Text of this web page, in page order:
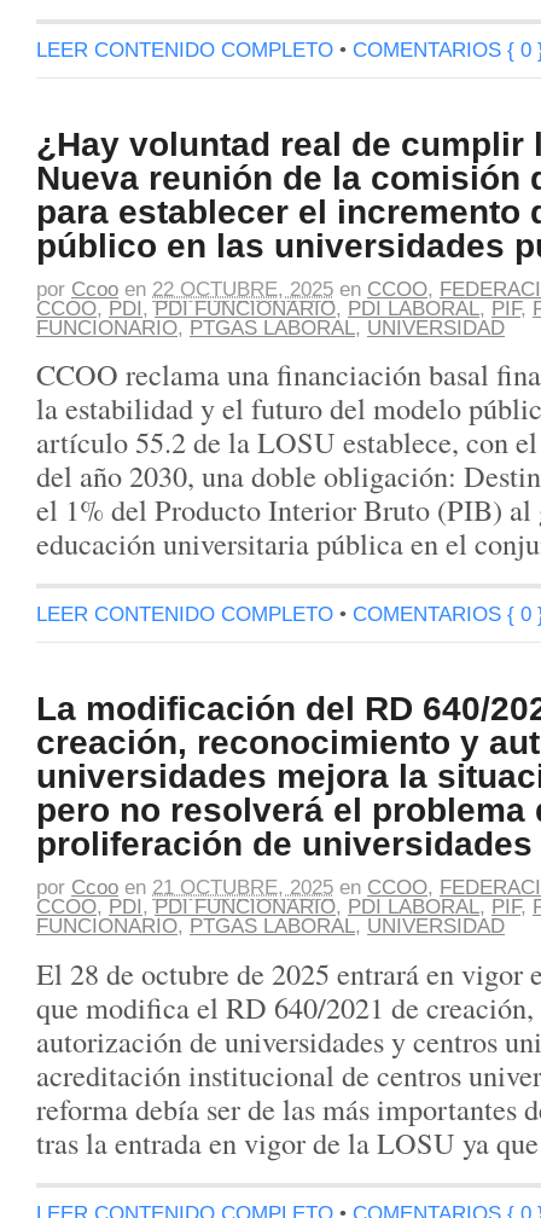
LEER CONTENIDO COMPLETO • COMENTARIOS { 0
¿Hay voluntad real de cumplir
Nueva reunión de la comisión
para establecer el incremento
público en las universidades
por Ccoo en 22 OCTUBRE, 2025 en CCOO,
CCOO, PDI,PDI FUNCIONARIO, PDI LABORAL, PIF,
FUNCIONARIO, PTGAS LABORAL, UNIVERSIDAD
CCOO reclama una financiación basal
la estabilidad y el futuro del modelo
artículo 55.2 de la LOSU establece, con
del año 2030, una doble obligación:
el 1% del Producto Interior Bruto (PIB) al
educación universitaria pública en el
LEER CONTENIDO COMPLETO • COMENTARIOS { 0
La modificación del RD 640/
creación, reconocimiento y
universidades mejora la
pero no resolverá el problema
proliferación de
por Ccoo en 21 OCTUBRE, 2025 en CCOO,
CCOO, PDI ,PDI FUNCIONARIO, PDI LABORAL, PIF,
FUNCIONARIO, PTGAS LABORAL, UNIVERSIDAD
El 28 de octubre de 2025 entrará en vigor
que modifica el RD 640/2021 de
autorización de universidades y centros
acreditación institucional de centros
reforma debía ser de las más importantes
tras la entrada en vigor de la LOSU ya